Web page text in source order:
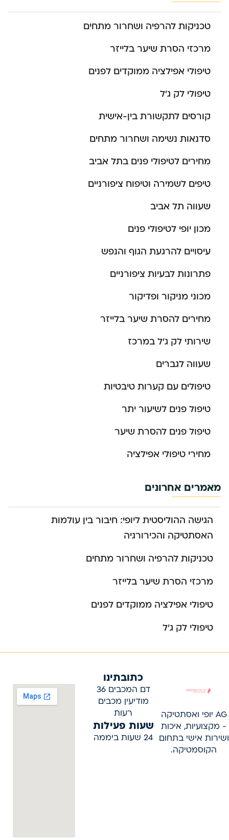
טכניקות להרפיה ושחרור מתחים
מרכזי הסרת שיער בלייזר
טיפולי אפילציה ממוקדים לפנים
טיפולי לק ג’ל
קורסים לתקשורת בין-אישית
סדנאות נשימה ושחרור מתחים
מחירים לטיפולי פנים בתל אביב
טיפים לשמירה וטיפוח ציפורניים
שעווה תל אביב
מכון יופי לטיפולי פנים
עיסויים להרגעת הגוף והנפש
פתרונות לבעיות ציפורניים
מכוני מניקור ופדיקור
מחירים להסרת שיער בלייזר
שירותי לק ג’ל במרכז
שעווה לגברים
טיפולים עם קערות טיבטיות
טיפול פנים לשיעור יתר
טיפול פנים להסרת שיער
מחירי טיפולי אפילציה
מאמרים אחרונים
הגישה ההוליסטית ליופי: חיבור בין עולמות
האסתטיקה והכירורגיה
טכניקות להרפיה ושחרור מתחים
מרכזי הסרת שיער בלייזר
טיפולי אפילציה ממוקדים לפנים
טיפולי לק ג’ל
AG יופי ואסתטיקה
- מקצועיות, איכות
ושירות אישי בתחום
הקוסמטיקה.
כתובתינו
דם המכבים 36
מודיעין מכבים
רעות
שעות פעילות
24 שעות ביממה